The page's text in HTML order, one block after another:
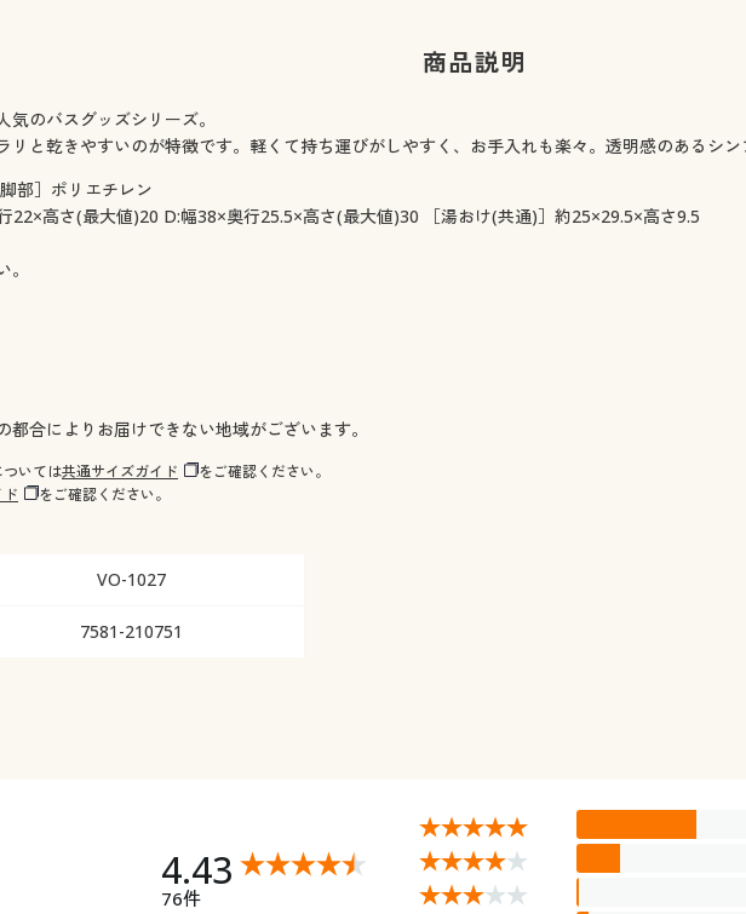
商品説明
のバスグッズシリーズ。
リと乾きやすいのが特徴です。軽くて持ち運びがしやすく、お手入れも楽々。透明感のあるシ
部］ポリエチレン
高さ(最大値)20 D:幅38×奥行25.5×高さ(最大値)30 ［湯おけ(共通)］約25×29.5×高さ9.5
合によりお届けできない地域がございます。
いては共通サイズガイド
をご確認ください。
をご確認ください。
VO-1027
7581-210751
4.43
76件